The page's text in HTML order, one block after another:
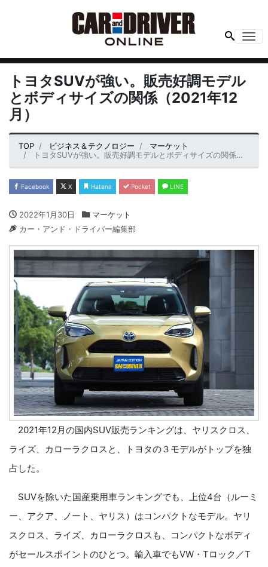
トヨタSUVが強い。販売好調モデル
とボディサイズの関係（2021年12
月）
TOP ビジネス＆テクノロジー
マーケット
トヨタSUVが強い。販売好調モデルとボディサイズの関係（2021年12月）
Facebook X Hatena Pocket LINE
2022年1月30日
マーケット
カー・アンド・ドライバー編集部
2021年12月の国内SUV販売ランキングは、ヤリスクロス、
ライズ、カローラクロスと、トヨタの３モデルがトップを独
占した。
SUVを除いた国産乗用車ランキングでも、上位4台（ルーミ
ー、アクア、ノート、ヤリス）はコンパクトなモデル。ヤリ
スクロス、ライズ、カローラクロスも、コンパクトなボディ
がセールスポイントのひとつ。輸入車でもVW・Tロック／T